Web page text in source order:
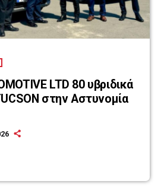
LTD 80 υβριδικά
στην Αστυνομία